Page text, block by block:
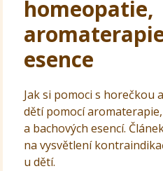
homeopatie,
esence
Jak si pomoci s horečkou
dětí pomocí
a bachových esencí.
na vysvětlení
u dětí.